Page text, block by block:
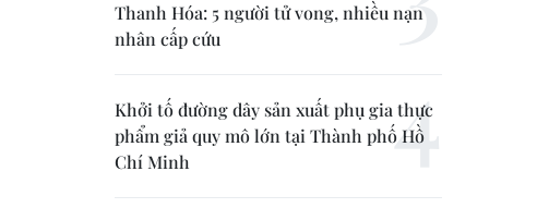
Thanh Hóa: 5 người tử vong, nhiều nạn
nhân cấp cứu
Khởi tố đường dây sản xuất phụ gia thực
phẩm giả quy mô lớn tại Thành phố Hồ
Chí Minh